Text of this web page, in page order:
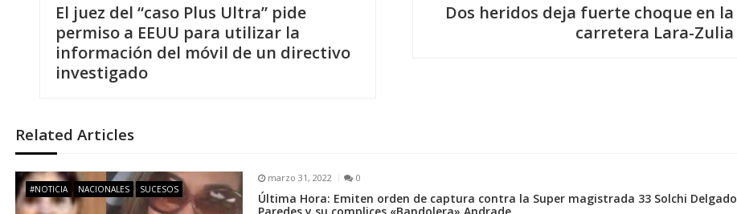
g
a
El juez del “caso Plus Ultra” pide
permiso a EEUU para utilizar la
información del móvil de un directivo
investigado
Dos heridos deja fuerte choque en la
carretera Lara-Zulia
Related Articles
#NOTICIA NACIONALES SUCESOS
marzo 31, 2022 0
Última Hora: Emiten orden de captura contra la Super magistrada 33 Solchi Delgado